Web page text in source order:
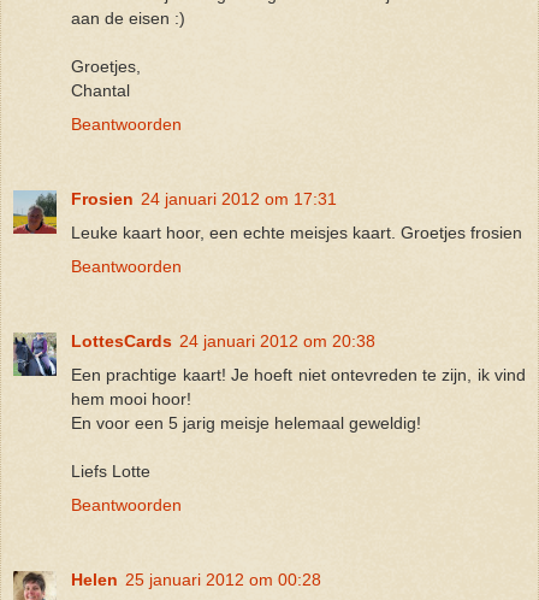
aan de eisen :)
Groetjes,
Chantal
Beantwoorden
Frosien 24 januari 2012 om 17:31
Leuke kaart hoor, een echte meisjes kaart. Groetjes frosien
Beantwoorden
LottesCards 24 januari 2012 om 20:38
Een prachtige kaart! Je hoeft niet ontevreden te zijn, ik vind
hem mooi hoor!
En voor een 5 jarig meisje helemaal geweldig!
Liefs Lotte
Beantwoorden
Helen 25 januari 2012 om 00:28